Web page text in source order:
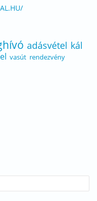
adásvétel kál
vasút rendezvény